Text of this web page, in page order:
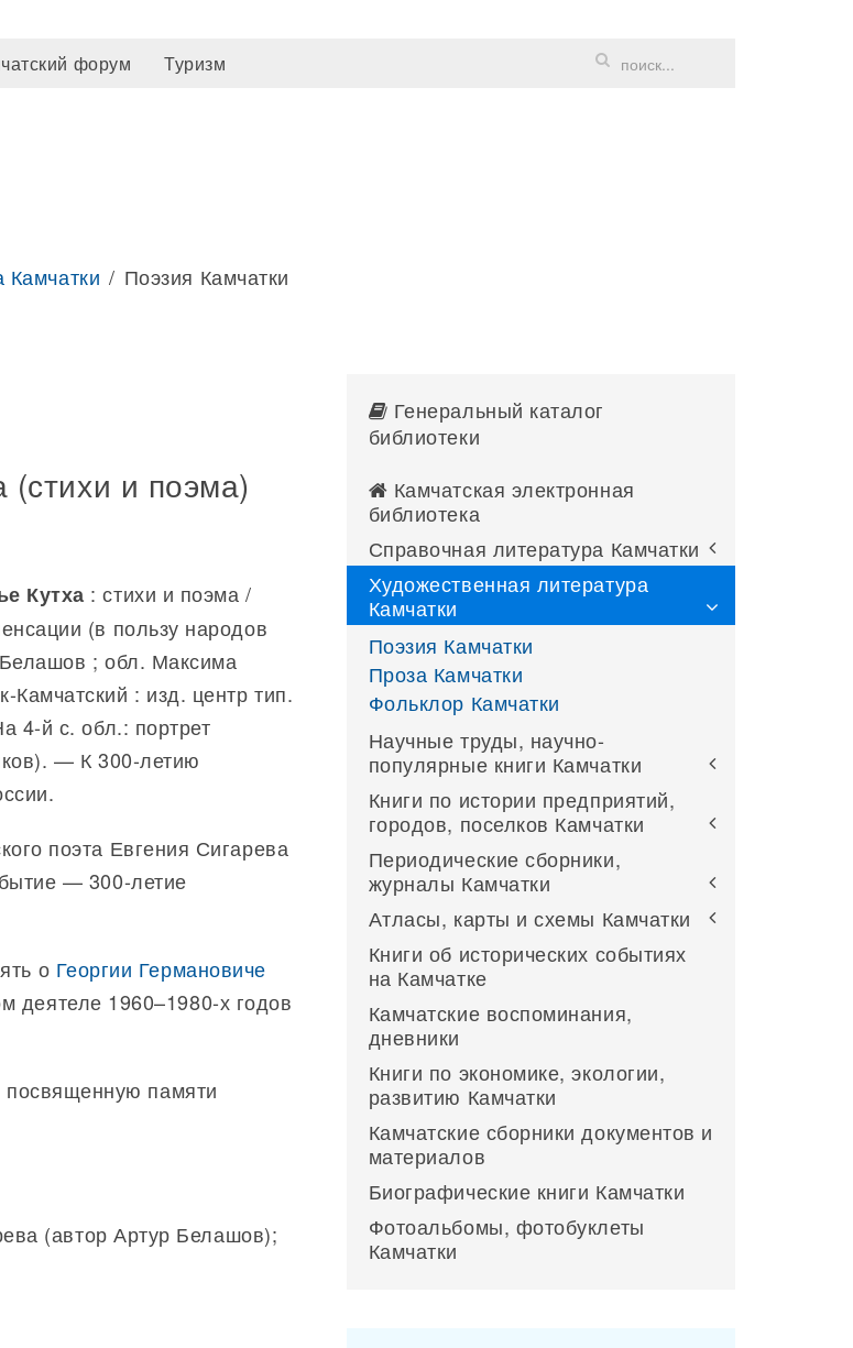
форум Туризм
Камчатки Поэзия Камчатки
(стихи и поэма)
Кутха : стихи и поэма /
(в пользу народов
; обл. Максима
: изд. центр тип.
й с. обл.: портрет
— К 300-летию
поэта Евгения Сигарева
— 300-летие
о Георгии Германовиче
деятеле 1960–1980-х годов
посвященную памяти
(автор Артур Белашов);
Генеральный каталог
библиотеки
Камчатская электронная
библиотека
Справочная литература Камчатки
Художественная литература
Камчатки
Поэзия Камчатки
Проза Камчатки
Фольклор Камчатки
Научные труды, научно-
популярные книги Камчатки
Книги по истории предприятий,
городов, поселков Камчатки
Периодические сборники,
журналы Камчатки
Атласы, карты и схемы Камчатки
Книги об исторических событиях
на Камчатке
Камчатские воспоминания,
дневники
Книги по экономике, экологии,
развитию Камчатки
Камчатские сборники документов и
материалов
Биографические книги Камчатки
Фотоальбомы, фотобуклеты
Камчатки